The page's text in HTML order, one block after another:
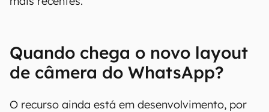
Quando chega o novo layout
de câmera do WhatsApp?
O recurso ainda está em desenvolvimento, por